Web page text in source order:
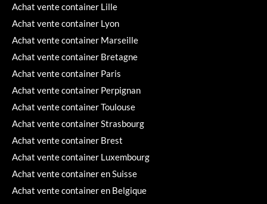
Achat vente container Lille
Achat vente container Lyon
Achat vente container Marseille
Achat vente container Bretagne
Achat vente container Paris
Achat vente container Perpignan
Achat vente container Toulouse
Achat vente container Strasbourg
Achat vente container Brest
Achat vente container Luxembourg
Achat vente container en Suisse
Achat vente container en Belgique